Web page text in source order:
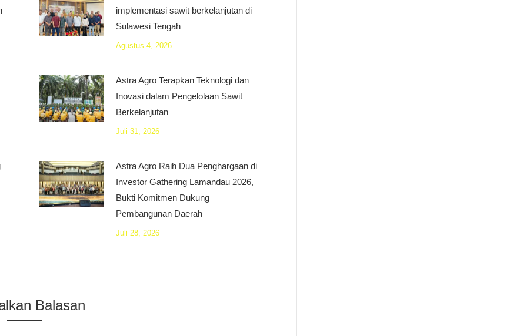
implementasi sawit berkelanjutan di
Sulawesi Tengah
Agustus 4, 2026
Astra Agro Terapkan Teknologi dan
Inovasi dalam Pengelolaan Sawit
Berkelanjutan
Juli 31, 2026
Astra Agro Raih Dua Penghargaan di
Investor Gathering Lamandau 2026,
Bukti Komitmen Dukung
Pembangunan Daerah
Juli 28, 2026
Balasan